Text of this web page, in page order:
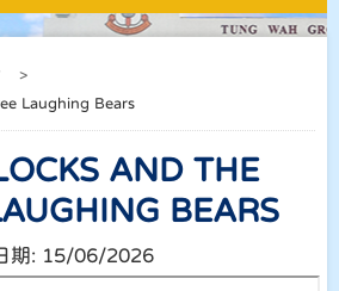
>
Laughing Bears
AND THE
BEARS
期: 15/06/2026